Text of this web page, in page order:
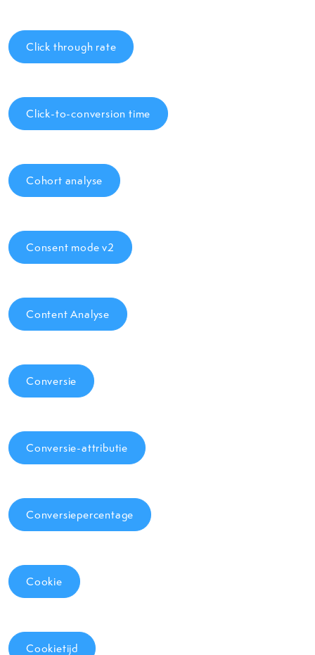
Click through rate
Click-to-conversion time
Cohort analyse
Consent mode v2
Content Analyse
Conversie
Conversie-attributie
Conversiepercentage
Cookie
Cookietijd